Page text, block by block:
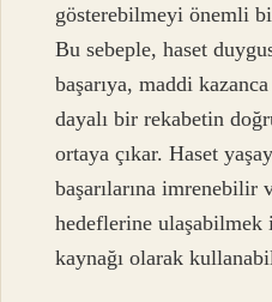
gösterebilmeyi önemli
Bu sebeple, haset
başarıya, maddi
dayalı bir rekabetin
ortaya çıkar. Haset
başarılarına imrenebilir
hedeflerine
kaynağı olarak